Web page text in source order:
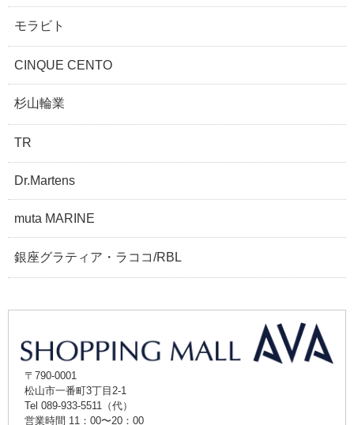
モラビト
CINQUE CENTO
杉山輪業
TR
Dr.Martens
muta MARINE
銀座グラティア・ラココ/RBL
〒790-0001
松山市一番町3丁目2-1
Tel 089-933-5511（代）
営業時間 11：00〜20：00